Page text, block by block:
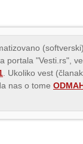
portala "Vesti.rs",
. Ukoliko vest
nas o tome